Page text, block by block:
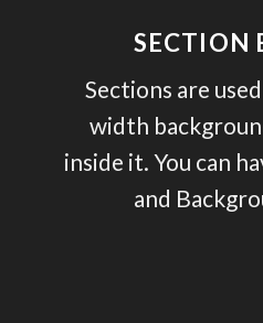
SECTION
Sections are
width
inside it. You can
and